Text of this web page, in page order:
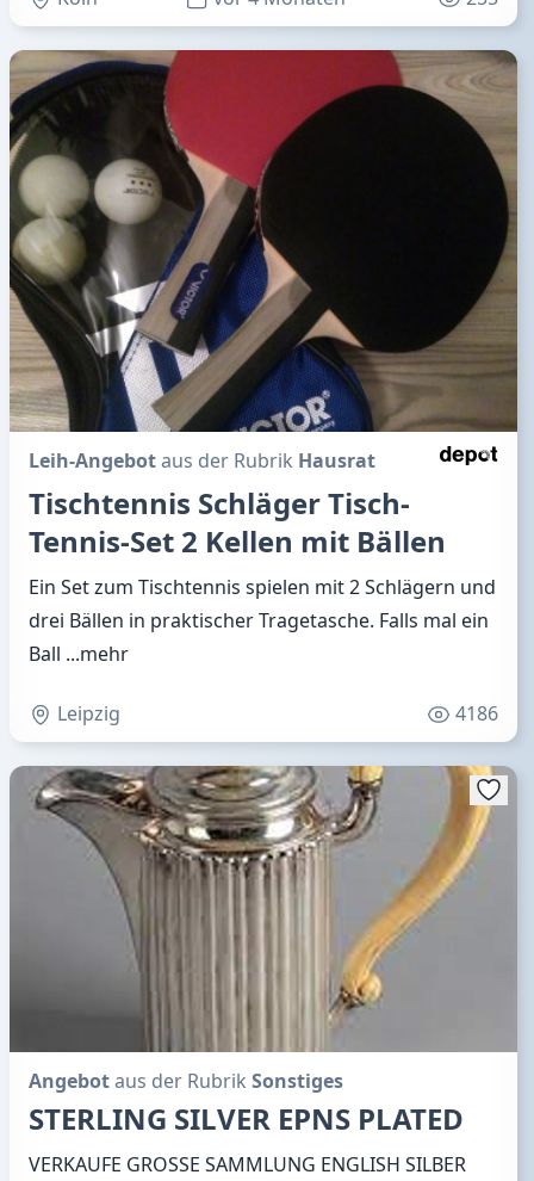
Leih-Angebotaus der Rubrik Hausrat
Tischtennis Schläger Tisch-
Tennis-Set 2 Kellen mit Bällen
Ein Set zum Tischtennis spielen mit 2 Schlägern und
drei Bällen in praktischer Tragetasche. Falls mal ein
Ball ...mehr
Leipzig 4186
Angebotaus der Rubrik Sonstiges
STERLING SILVER EPNS PLATED
VERKAUFE GROSSE SAMMLUNG ENGLISH SILBER